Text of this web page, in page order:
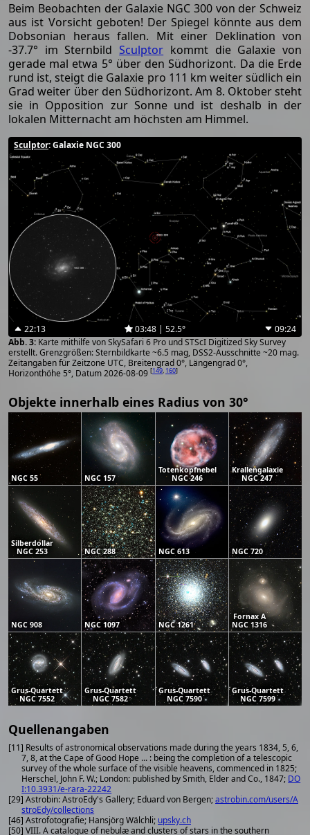
Beim Beobachten der Galaxie NGC 300 von der Schweiz
aus ist Vorsicht geboten! Der Spiegel könnte aus dem
Dobsonian heraus fallen. Mit einer Deklination von
-37.7° im SternbildSculptor kommt die Galaxie von
gerade mal etwa 5° über den Südhorizont. Da die Erde
rund ist, steigt die Galaxie pro 111 km weiter südlich ein
Grad weiter über den Südhorizont. Am 8. Oktober steht
sie in Opposition zur Sonne und ist deshalb in der
lokalen Mitternacht am höchsten am Himmel.
Sculptor: Galaxie NGC 300
22:13 03:48 | 52.5°
09:24
Karte mithilfe von SkySafari 6 Pro und STScI Digitized Sky Survey
erstellt. Grenzgrößen: Sternbildkarte ~6.5 mag, DSS2-Ausschnitte ~20 mag.
Zeitangaben für Zeitzone UTC, Breitengrad 0°, Längengrad 0°,
Horizonthöhe 5°, Datum 2026-08-09 [149, 160]
Objekte innerhalb eines Radius von 30°
NGC 55 NGC 157
Totenkopfnebel
NGC 246
Krallengalaxie
NGC 247
Silberdollar
NGC 253
NGC 288 NGC 613 NGC 720
NGC 908 NGC 1097 NGC 1261
Fornax A
NGC 1316
Grus-Quartett
NGC 7552
Grus-Quartett
NGC 7582
Grus-Quartett
NGC 7590
Grus-Quartett
NGC 7599
Quellenangaben
[11] Results of astronomical observations made during the years 1834, 5, 6,
7, 8, at the Cape of Good Hope ... : being the completion of a telescopic
survey of the whole surface of the visible heavens, commenced in 1825;
Herschel, John F. W.; London: published by Smith, Elder and Co., 1847; DO
I:10.3931/e-rara-22242
[29] Astrobin: AstroEdy's Gallery; Eduard von Bergen;astrobin.com/users/A
stroEdy/collections
[46] Astrofotografie; Hansjörg Wälchli; upsky.ch
[50] VIII. A catalogue of nebulæ and clusters of stars in the southern